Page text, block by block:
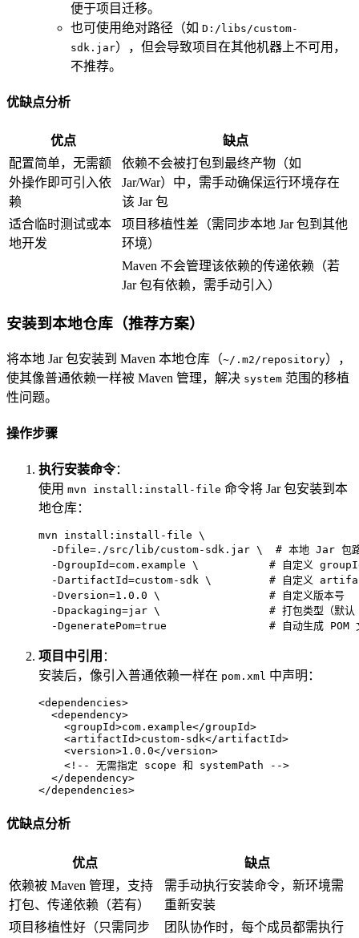
便于项目迁移。
也可使用绝对路径（如 D:/libs/custom-
sdk.jar），但会导致项目在其他机器上不可用，
不推荐。
优缺点分析
优点
缺点
配置简单，无需额
外操作即可引入依
赖
依赖不会被打包到最终产物（如
Jar/War）中，需手动确保运行环境存在
该 Jar 包
适合临时测试或本
地开发
项目移植性差（需同步本地 Jar 包到其他
环境）
Maven 不会管理该依赖的传递依赖（若
Jar 包有依赖，需手动引入）
安装到本地仓库（推荐方案）
将本地 Jar 包安装到 Maven 本地仓库（~/.m2/repository），
使其像普通依赖一样被 Maven 管理，解决 system 范围的移植
性问题。
操作步骤
执行安装命令：
使用 mvn install:install-file 命令将 Jar 包安装到本
地仓库：
mvn install:install-file \
  -Dfile=./src/lib/custom-sdk.jar \
# 本地 Jar 包
  -DgroupId=com.example \
# 自定义
  -DartifactId=custom-sdk \
# 自定义
  -Dversion=1.0.0 \
# 自定义版本号
  -Dpackaging=jar \
# 打包类型（默
  -DgeneratePom=
true # 自动生成 POM
项目中引用 ：
安装后，像引入普通依赖一样在 pom.xml 中声明：
<dependencies>
<dependency>
<groupId>com.example</groupId>
<artifactId>custom-sdk</artifactId>
<version>1.0.0</version>
<!-- 无需指定 scope 和 systemPath -->
</dependency>
</dependencies>
优缺点分析
优点
缺点
依赖被 Maven 管理，支持
打包、传递依赖（若有）
需手动执行安装命令，新环境需
重新安装
项目移植性好（只需同步
团队协作时，每个成员都需执行